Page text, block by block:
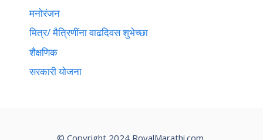
मनोरंजन
मित्र/ मैत्रिणींना वाढदिवस शुभेच्छा
शैक्षणिक
सरकारी योजना